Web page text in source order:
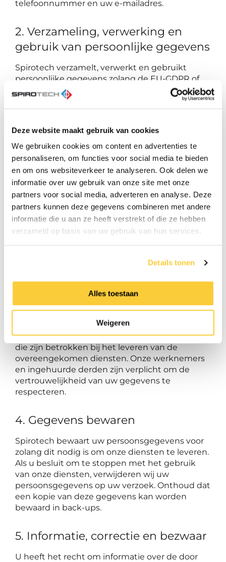
Deze website maakt gebruik van cookies
We gebruiken cookies om content en advertenties te
personaliseren, om functies voor social media te bieden
en om ons websiteverkeer te analyseren. Ook delen we
informatie over uw gebruik van onze site met onze
partners voor social media, adverteren en analyse. Deze
partners kunnen deze gegevens combineren met andere
informatie die u aan ze heeft verstrekt of die ze hebben
verzameld op basis van uw gebruik van hun services.
Details tonen
Alles toestaan
Weigeren
telefoonnummer en uw e-mailadres.
2. Verzameling, verwerking en
gebruik van persoonlijke gegevens
Spirotech verzamelt, verwerkt en gebruikt
persoonlijke gegevens zolang de EU-GDPR of
een andere wettelijke bepaling dit toestaat of
vereist of als de betrokken persoon hierin heeft
gegevens mogelijk. Voor zover op onze sites
persoonlijke gegevens, zoals naam, adres en e-
mailadres, worden verlangd, gebeurt dit altijd
op vrijwillige basis.
Wij wijzen op het feit dat de niet-gecodeerde
gegevensoverdracht in het internet, bijv. bij de
communicatie per e-mail, veiligheidsproblemen
kan opleveren. Een volledige bescherming van
de gegevens tegen toegang door derden is niet
3. Overdracht van gegevens aan
Spirotech verkoopt of verstrekt uw
persoonsgegevens niet aan derden en stelt
deze gegevens alleen beschikbaar aan derden
die zijn betrokken bij het leveren van de
overeengekomen diensten. Onze werknemers
en ingehuurde derden zijn verplicht om de
vertrouwelijkheid van uw gegevens te
respecteren.
4. Gegevens bewaren
Spirotech bewaart uw persoonsgegevens voor
zolang dit nodig is om onze diensten te leveren.
Als u besluit om te stoppen met het gebruik
van onze diensten, verwijderen wij uw
persoonsgegevens op uw verzoek. Onthoud dat
een kopie van deze gegevens kan worden
bewaard in back-ups.
5. Informatie, correctie en bezwaar
U heeft het recht om informatie over de door